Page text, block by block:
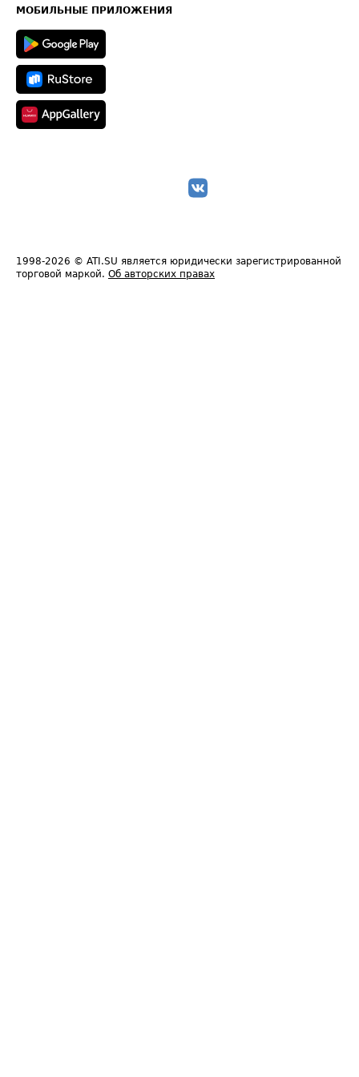
Техническая информация
МОБИЛЬНЫЕ ПРИЛОЖЕНИЯ
1998-2026 © ATI.SU является юридически зарегистрированной
торговой маркой. Об авторских правах